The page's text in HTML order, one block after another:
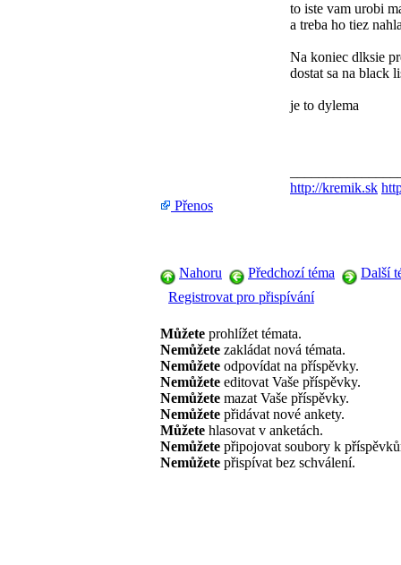
to iste vam urobi
a treba ho tiez
Na koniec dlksie
dostat sa na black
je to dylema
http://kremik.sk
Přenos
Nahoru Předchozí téma
Další
Registrovat pro přispívání
Můžete prohlížet témata.
Nemůžete zakládat nová témata.
Nemůžete odpovídat na příspěvky.
Nemůžete editovat Vaše příspěvky.
Nemůžete mazat Vaše příspěvky.
Nemůžete přidávat nové ankety.
Můžete hlasovat v anketách.
Nemůžete připojovat soubory k
Nemůžete přispívat bez schválení.